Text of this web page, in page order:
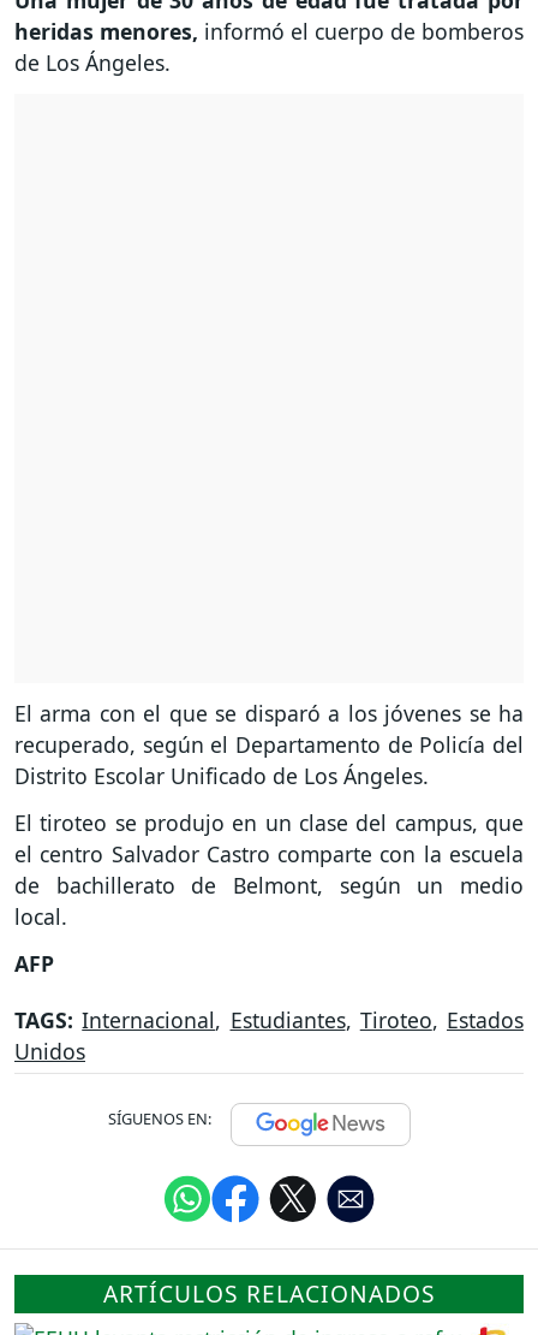
heridas menores, informó el cuerpo de bomberos
de Los Ángeles.
El arma con el que se disparó a los jóvenes se ha
recuperado, según el Departamento de Policía del
Distrito Escolar Unificado de Los Ángeles.
El tiroteo se produjo en un clase del campus, que
el centro Salvador Castro comparte con la escuela
de bachillerato de Belmont, según un medio
local.
AFP
TAGS:Internacional, Estudiantes, Tiroteo, Estados
Unidos
SÍGUENOS EN:
ARTÍCULOS RELACIONADOS